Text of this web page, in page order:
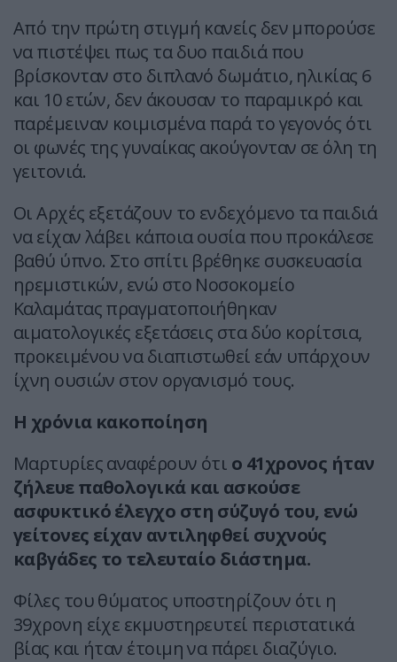
Από την πρώτη στιγμή κανείς δεν μπορούσε
να πιστέψει πως τα δυο παιδιά που
βρίσκονταν στο διπλανό δωμάτιο, ηλικίας 6
και 10 ετών, δεν άκουσαν το παραμικρό και
παρέμειναν κοιμισμένα παρά το γεγονός ότι
οι φωνές της γυναίκας ακούγονταν σε όλη τη
γειτονιά.
Οι Αρχές εξετάζουν το ενδεχόμενο τα παιδιά
να είχαν λάβει κάποια ουσία που προκάλεσε
βαθύ ύπνο. Στο σπίτι βρέθηκε συσκευασία
ηρεμιστικών, ενώ στο Νοσοκομείο
Καλαμάτας πραγματοποιήθηκαν
αιματολογικές εξετάσεις στα δύο κορίτσια,
προκειμένου να διαπιστωθεί εάν υπάρχουν
ίχνη ουσιών στον οργανισμό τους.
Η χρόνια κακοποίηση
Μαρτυρίες αναφέρουν ότι ο 41χρονος ήταν
ζήλευε παθολογικά και ασκούσε
ασφυκτικό έλεγχο στη σύζυγό του, ενώ
γείτονες είχαν αντιληφθεί συχνούς
καβγάδες το τελευταίο διάστημα.
Φίλες του θύματος υποστηρίζουν ότι η
39χρονη είχε εκμυστηρευτεί περιστατικά
βίας και ήταν έτοιμη να πάρει διαζύγιο.